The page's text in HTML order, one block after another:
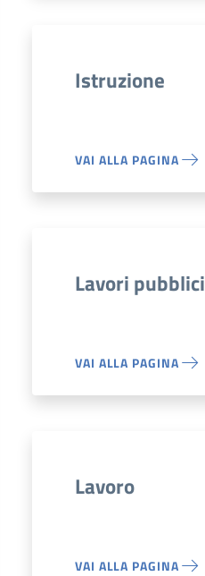
Istruzione
VAI ALLA PAGINA
Lavori pubblici
VAI ALLA PAGINA
Lavoro
VAI ALLA PAGINA